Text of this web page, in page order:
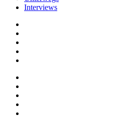
Interviews